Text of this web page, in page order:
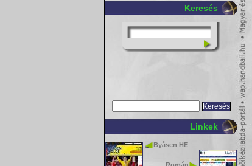
Keresés
Linkek
Byåsen HE